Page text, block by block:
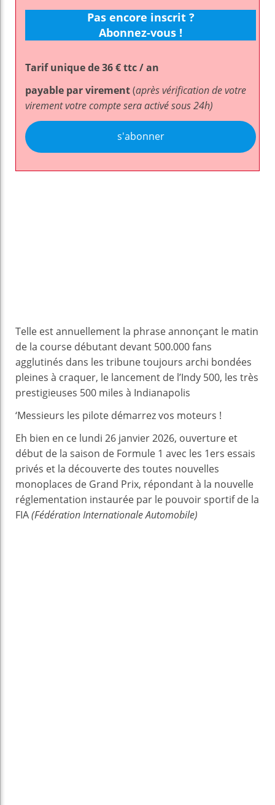
Pas encore inscrit ?
Abonnez-vous !
Tarif unique de 36 € ttc / an
payable par virement(après vérification de votre
virement votre compte sera activé sous 24h)
s'abonner
Telle est annuellement la phrase annonçant le matin
de la course débutant devant 500.000 fans
agglutinés dans les tribune toujours archi bondées
pleines à craquer, le lancement de l’Indy 500, les très
prestigieuses 500 miles à Indianapolis
‘Messieurs les pilote démarrez vos moteurs !
Eh bien en ce lundi 26 janvier 2026, ouverture et
début de la saison de Formule 1 avec les 1ers essais
privés et la découverte des toutes nouvelles
monoplaces de Grand Prix, répondant à la nouvelle
réglementation instaurée par le pouvoir sportif de la
FIA(Fédération Internationale Automobile)